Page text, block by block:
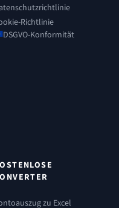
Richtlinie
DSGVO-Konformität
zu Excel